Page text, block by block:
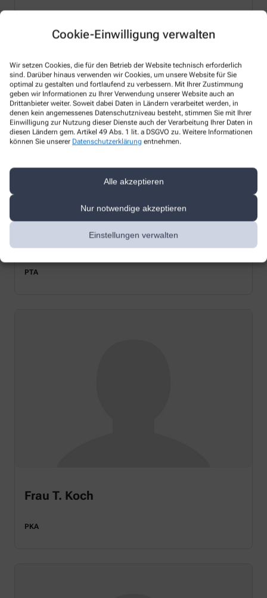
Cookie-Einwilligung verwalten
Wir setzen Cookies, die für den Betrieb der Website technisch erforderlich
sind. Darüber hinaus verwenden wir Cookies, um unsere Website für Sie
optimal zu gestalten und fortlaufend zu verbessern. Mit Ihrer Zustimmung
geben wir Informationen zu Ihrer Verwendung unserer Website auch an
Drittanbieter weiter. Soweit dabei Daten in Ländern verarbeitet werden, in
denen kein angemessenes Datenschutzniveau besteht, stimmen Sie mit Ihrer
Einwilligung zur Nutzung dieser Dienste auch der Verarbeitung Ihrer Daten in
diesen Ländern gem. Artikel 49 Abs. 1 lit. a DSGVO zu. Weitere Informationen
können Sie unserer Datenschutzerklärung entnehmen.
Alle akzeptieren
Nur notwendige akzeptieren
Einstellungen verwalten
Frau T. Leinweber-Holstein
PTA
Frau T. Koch
PKA